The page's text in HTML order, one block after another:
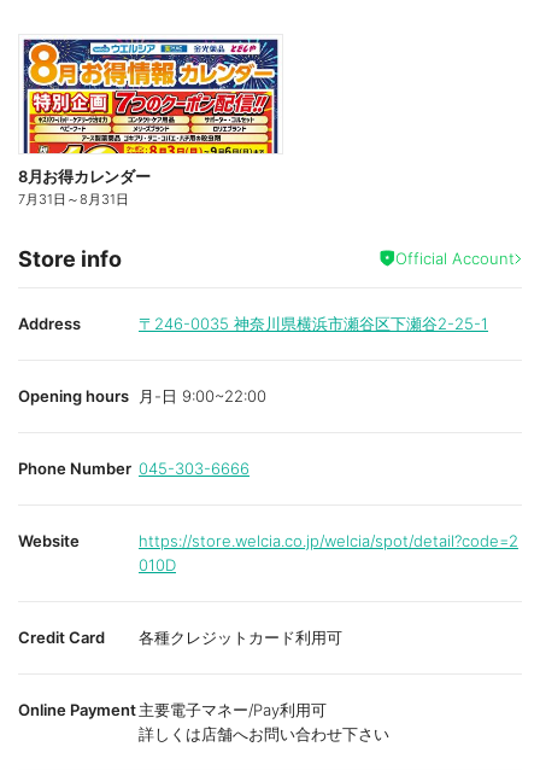
8月お得カレンダー
7月31日 ～8月31日
Store info Official Account
Address 〒246-0035 神奈川県横浜市瀬谷区下瀬谷2-25-1
Opening hours 月-日 9:00~22:00
Phone Number 045-303-6666
Website
https://store.welcia.co.jp/welcia/spot/detail?code=2
010D
Credit Card 各種クレジットカード利用可
Online Payment主要電子マネー/Pay利用可
詳しくは店舗へお問い合わせ下さい